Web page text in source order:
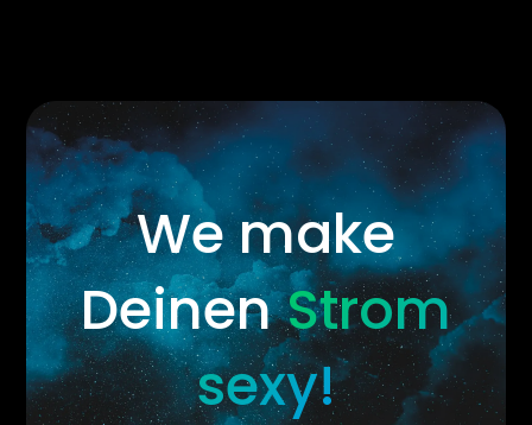
We make
DeinenStrom
sexy!